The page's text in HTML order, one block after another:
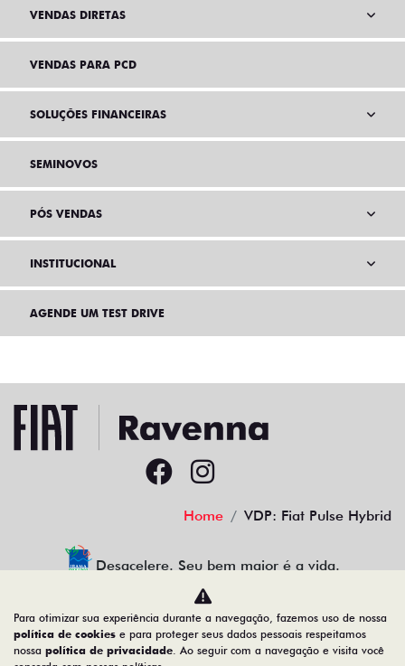
VENDAS DIRETAS
VENDAS PARA PCD
SOLUÇÕES FINANCEIRAS
SEMINOVOS
PÓS VENDAS
INSTITUCIONAL
AGENDE UM TEST DRIVE
Home VDP: Fiat Pulse Hybrid
Desacelere. Seu bem maior é a vida.
30.941.270/0002-49
Para otimizar sua experiência durante a navegação, fazemos uso de nossa
política de cookies e para proteger seus dados pessoais respeitamos
nossa política de privacidade. Ao seguir com a navegação e visita você